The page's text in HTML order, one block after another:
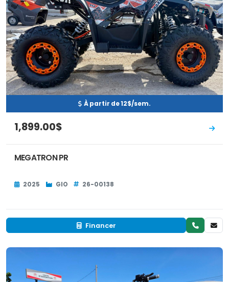
À partir de 12$/sem.
1,899.00$
MEGATRON PR
2025 GIO 26-00138
Financer